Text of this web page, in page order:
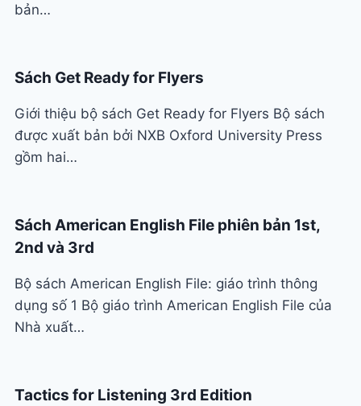
bản…
Sách Get Ready for Flyers
Giới thiệu bộ sách Get Ready for Flyers Bộ sách
được xuất bản bởi NXB Oxford University Press
gồm hai…
Sách American English File phiên bản 1st,
2nd và 3rd
Bộ sách American English File: giáo trình thông
dụng số 1 Bộ giáo trình American English File của
Nhà xuất…
Tactics for Listening 3rd Edition